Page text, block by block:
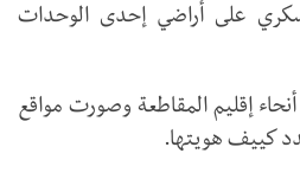
على أراضي إحدى الوحدات
إقليم المقاطعة وصورت مواقع
كييف هويتها.